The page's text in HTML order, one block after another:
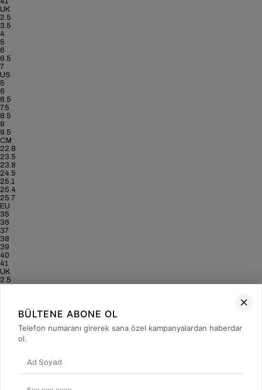
UK
2.5
3.5
4
5
6
6.5
7
US
5
6
6.5
7.5
8.5
9
9.5
CM
22.8
23.5
23.8
24.5
25.1
25.4
25.7
EU
35
36
37
38
39
40
41
UK
2.5
BÜLTENE ABONE OL
Telefon numaranı girerek sana özel kampanyalardan haberdar
ol.